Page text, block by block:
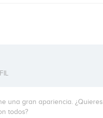
una gran apariencia. ¿Quieres
todos?